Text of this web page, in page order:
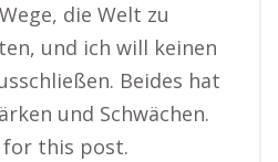
die Welt zu
und ich will keinen
Beides hat
und Schwächen.
for this post.